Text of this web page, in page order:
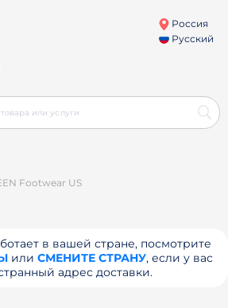
Россия
Русский
Footwear US
в вашей стране, посмотрите
или СМЕНИТЕ СТРАНУ, если у вас
адрес доставки.